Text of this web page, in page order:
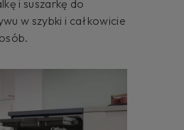
i suszarkę do
w szybki i całkowicie